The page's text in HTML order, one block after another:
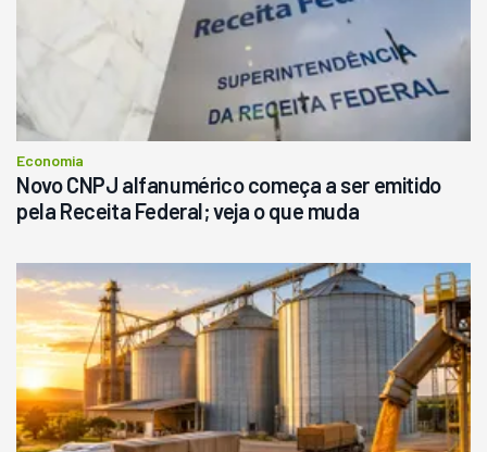
Economia
Novo CNPJ alfanumérico começa a ser emitido
pela Receita Federal; veja o que muda